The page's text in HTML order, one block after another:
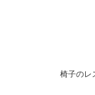
椅子のレ